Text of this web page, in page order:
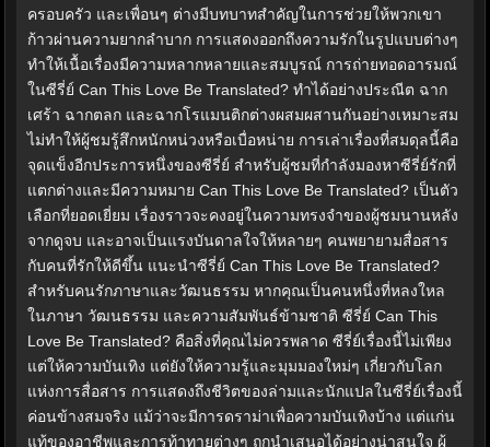
ครอบครัว และเพื่อนๆ ต่างมีบทบาทสำคัญในการช่วยให้พวกเขา
ก้าวผ่านความยากลำบาก การแสดงออกถึงความรักในรูปแบบต่างๆ
ทำให้เนื้อเรื่องมีความหลากหลายและสมบูรณ์ การถ่ายทอดอารมณ์
ในซีรี่ย์ Can This Love Be Translated? ทำได้อย่างประณีต ฉาก
เศร้า ฉากตลก และฉากโรแมนติกต่างผสมผสานกันอย่างเหมาะสม
ไม่ทำให้ผู้ชมรู้สึกหนักหน่วงหรือเบื่อหน่าย การเล่าเรื่องที่สมดุลนี้คือ
จุดแข็งอีกประการหนึ่งของซีรี่ย์ สำหรับผู้ชมที่กำลังมองหาซีรี่ย์รักที่
แตกต่างและมีความหมาย Can This Love Be Translated? เป็นตัว
เลือกที่ยอดเยี่ยม เรื่องราวจะคงอยู่ในความทรงจำของผู้ชมนานหลัง
จากดูจบ และอาจเป็นแรงบันดาลใจให้หลายๆ คนพยายามสื่อสาร
กับคนที่รักให้ดีขึ้น แนะนำซีรี่ย์ Can This Love Be Translated?
สำหรับคนรักภาษาและวัฒนธรรม หากคุณเป็นคนหนึ่งที่หลงใหล
ในภาษา วัฒนธรรม และความสัมพันธ์ข้ามชาติ ซีรี่ย์ Can This
Love Be Translated? คือสิ่งที่คุณไม่ควรพลาด ซีรี่ย์เรื่องนี้ไม่เพียง
แต่ให้ความบันเทิง แต่ยังให้ความรู้และมุมมองใหม่ๆ เกี่ยวกับโลก
แห่งการสื่อสาร การแสดงถึงชีวิตของล่ามและนักแปลในซีรี่ย์เรื่องนี้
ค่อนข้างสมจริง แม้ว่าจะมีการดราม่าเพื่อความบันเทิงบ้าง แต่แก่น
แท้ของอาชีพและการท้าทายต่างๆ ถูกนำเสนอได้อย่างน่าสนใจ ผู้